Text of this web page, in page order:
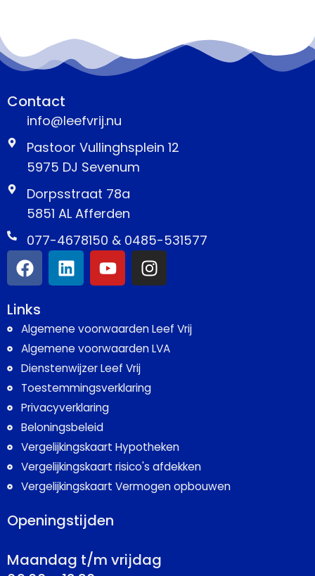
Contact
info@leefvrij.nu
Pastoor Vullinghsplein 12
5975 DJ Sevenum
Dorpsstraat 78a
5851 AL Afferden
077-4678150 & 0485-531577
Links
Algemene voorwaarden Leef Vrij
Algemene voorwaarden LVA
Dienstenwijzer Leef Vrij
Toestemmingsverklaring
Privacyverklaring
Beloningsbeleid
Vergelijkingskaart Hypotheken
Vergelijkingskaart risico's afdekken
Vergelijkingskaart Vermogen opbouwen
Openingstijden
Maandag t/m vrijdag